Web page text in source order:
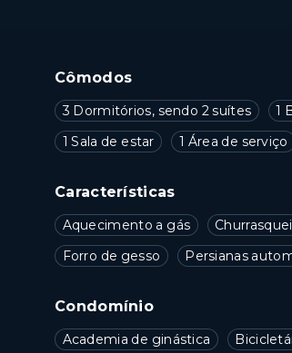
Cômodos
3 Dormitórios, sendo 2 suítes 1
1 Sala de estar
1 Área de serviço
Características
Aquecimento a gás
Forro de gesso
Persianas
Condomínio
Academia de ginástica